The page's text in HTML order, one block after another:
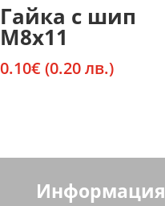
Гайка с шип
М8х11
0.10€ (0.20 лв.)
Информация